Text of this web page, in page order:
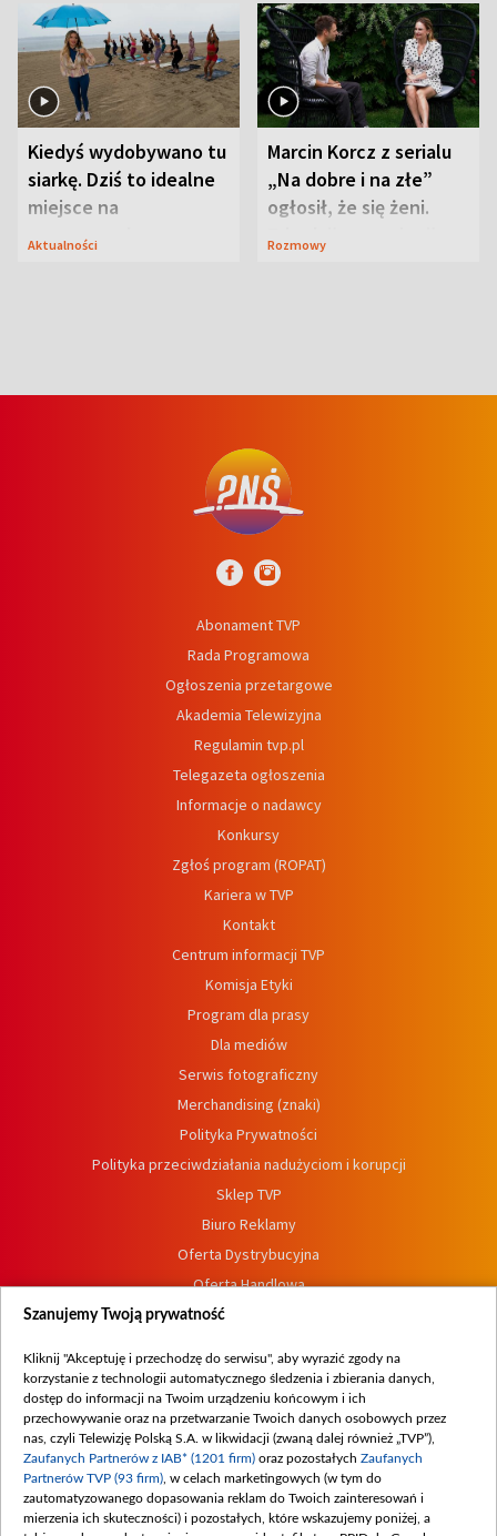
Kiedyś wydobywano tu
siarkę. Dziś to idealne
miejsce na
wypoczynek
Aktualności
Marcin Korcz z serialu
„Na dobre i na złe”
ogłosił, że się żeni.
Zdradził, co zmienił
Rozmowy
Abonament TVP
Rada Programowa
Ogłoszenia przetargowe
Akademia Telewizyjna
Regulamin tvp.pl
Telegazeta ogłoszenia
Informacje o nadawcy
Konkursy
Zgłoś program (ROPAT)
Kariera w TVP
Kontakt
Centrum informacji TVP
Komisja Etyki
Program dla prasy
Dla mediów
Serwis fotograficzny
Merchandising (znaki)
Polityka Prywatności
Polityka przeciwdziałania nadużyciom i korupcji
Sklep TVP
Biuro Reklamy
Oferta Dystrybucyjna
Oferta Handlowa
Dostępność
Procedura zgłoszeń wewnętrznych
Szanujemy Twoją prywatność
Kliknij "Akceptuję i przechodzę do serwisu", aby wyrazić zgody na
korzystanie z technologii automatycznego śledzenia i zbierania danych,
dostęp do informacji na Twoim urządzeniu końcowym i ich
przechowywanie oraz na przetwarzanie Twoich danych osobowych przez
nas, czyli Telewizję Polską S.A. w likwidacji (zwaną dalej również „TVP”),
Zaufanych Partnerów z IAB* (1201 firm) oraz pozostałych Zaufanych
Partnerów TVP (93 firm) , w celach marketingowych (w tym do
zautomatyzowanego dopasowania reklam do Twoich zainteresowań i
mierzenia ich skuteczności) i pozostałych, które wskazujemy poniżej, a